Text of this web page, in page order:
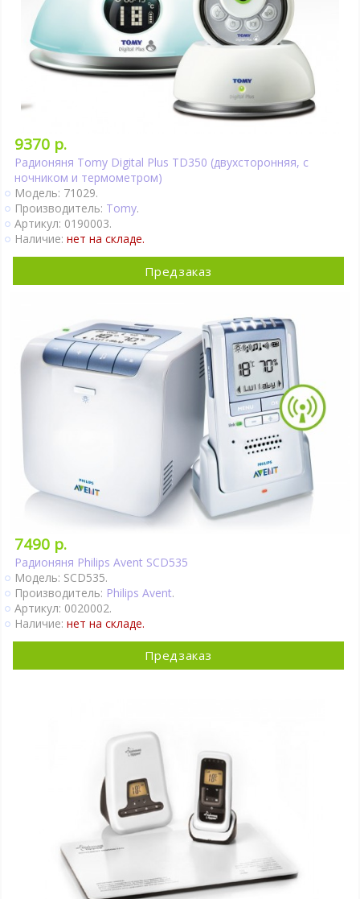
9370 р.
Радионяня Tomy Digital Plus TD350 (двухсторонняя, с
ночником и термометром)
Модель: 71029.
Производитель: Tomy.
Артикул: 0190003.
Наличие:нет на складе.
Предзаказ
7490 р.
Радионяня Philips Avent SCD535
Модель: SCD535.
Производитель: Philips Avent.
Артикул: 0020002.
Наличие:нет на складе.
Предзаказ